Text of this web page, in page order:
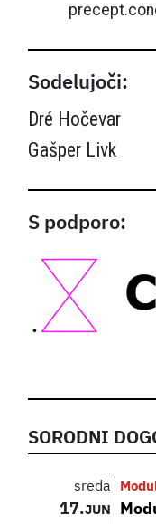
Sodelujoči:
Dré Hočevar
Gašper Livk
S podporo:
SORODNI
sreda
17.JUN